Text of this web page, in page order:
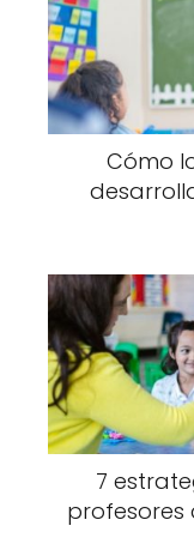
Cómo
7
profesores